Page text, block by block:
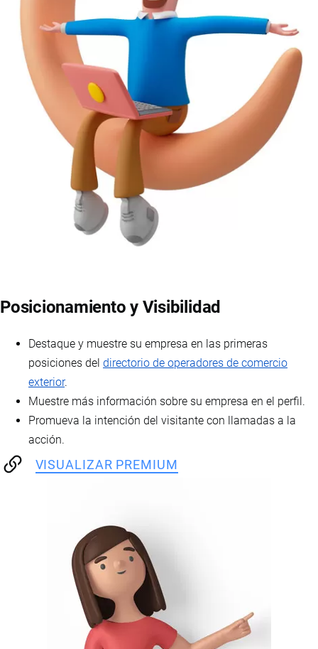
Posicionamiento y Visibilidad
Destaque y muestre su empresa en las primeras
posiciones del directorio de operadores de comercio
exterior.
Muestre más información sobre su empresa en el perfil.
Promueva la intención del visitante con llamadas a la
acción.
VISUALIZAR PREMIUM